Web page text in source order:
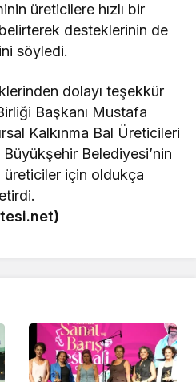
üreticilere hızlı bir
belirterek desteklerinin de
söyledi.
dolayı teşekkür
Başkanı Mustafa
Kalkınma Bal Üreticileri
Belediyesi’nin
için oldukça
)